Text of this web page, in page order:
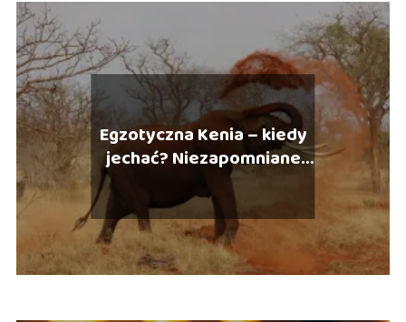
Egzotyczna Kenia – kiedy
jechać? Niezapomniane
wakacje